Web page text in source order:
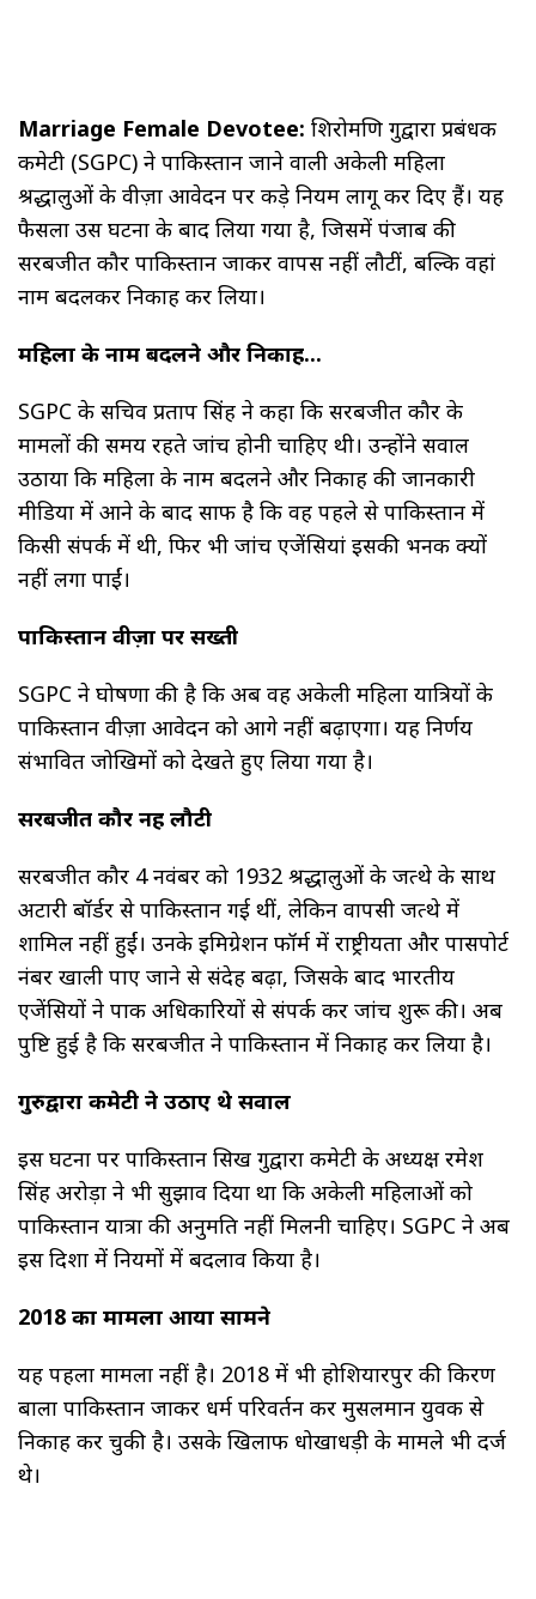
Marriage Female Devotee: शिरोमणि गुरुद्वारा प्रबंधक
कमेटी (SGPC) ने पाकिस्तान जाने वाली अकेली महिला
श्रद्धालुओं के वीज़ा आवेदन पर कड़े नियम लागू कर दिए हैं। यह
फैसला उस घटना के बाद लिया गया है, जिसमें पंजाब की
सरबजीत कौर पाकिस्तान जाकर वापस नहीं लौटीं, बल्कि वहां
नाम बदलकर निकाह कर लिया।
महिला के नाम बदलने और निकाह...
SGPC के सचिव प्रताप सिंह ने कहा कि सरबजीत कौर के
मामलों की समय रहते जांच होनी चाहिए थी। उन्होंने सवाल
उठाया कि महिला के नाम बदलने और निकाह की जानकारी
मीडिया में आने के बाद साफ है कि वह पहले से पाकिस्तान में
किसी संपर्क में थी, फिर भी जांच एजेंसियां इसकी भनक क्यों
नहीं लगा पाईं।
पाकिस्तान वीज़ा पर सख्ती
SGPC ने घोषणा की है कि अब वह अकेली महिला यात्रियों के
पाकिस्तान वीज़ा आवेदन को आगे नहीं बढ़ाएगा। यह निर्णय
संभावित जोखिमों को देखते हुए लिया गया है।
सरबजीत कौर नहीं लौटी
सरबजीत कौर 4 नवंबर को 1932 श्रद्धालुओं के जत्थे के साथ
अटारी बॉर्डर से पाकिस्तान गई थीं, लेकिन वापसी जत्थे में
शामिल नहीं हुईं। उनके इमिग्रेशन फॉर्म में राष्ट्रीयता और पासपोर्ट
नंबर खाली पाए जाने से संदेह बढ़ा, जिसके बाद भारतीय
एजेंसियों ने पाक अधिकारियों से संपर्क कर जांच शुरू की। अब
पुष्टि हुई है कि सरबजीत ने पाकिस्तान में निकाह कर लिया है।
गुरुद्वारा कमेटी ने उठाए थे सवाल
इस घटना पर पाकिस्तान सिख गुरुद्वारा कमेटी के अध्यक्ष रमेश
सिंह अरोड़ा ने भी सुझाव दिया था कि अकेली महिलाओं को
पाकिस्तान यात्रा की अनुमति नहीं मिलनी चाहिए। SGPC ने अब
इस दिशा में नियमों में बदलाव किया है।
2018 का मामला आया सामने
यह पहला मामला नहीं है। 2018 में भी होशियारपुर की किरण
बाला पाकिस्तान जाकर धर्म परिवर्तन कर मुसलमान युवक से
निकाह कर चुकी है। उसके खिलाफ धोखाधड़ी के मामले भी दर्ज
थे।